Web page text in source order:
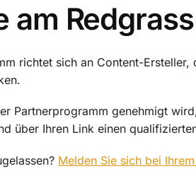
am
richtet sich an Content-
Partnerprogramm genehmigt
über Ihren Link einen
Melden Sie sich bei